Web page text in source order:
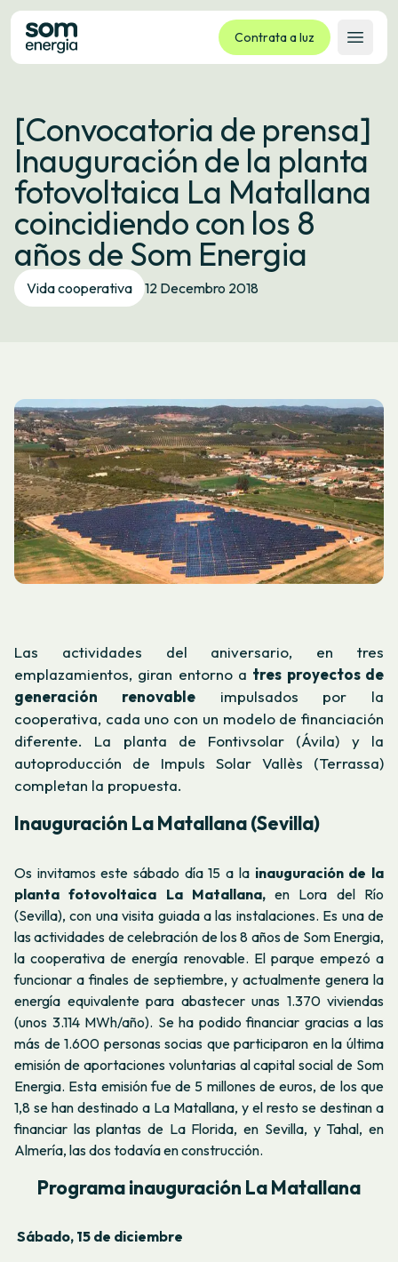
Contrata a luz
Abrir
Tarifas
Servizos
Empresas
La cooperativa
Contacto
Trámites
Oficina virtual
[Convocatoria de prensa]
Inauguración de la planta
fotovoltaica La Matallana
coincidiendo con los 8
años de Som Energia
Vida cooperativa 12 Decembro 2018
Las actividades del aniversario, en tres
emplazamientos, giran entorno a tres proyectos de
generación renovableimpulsados por la
cooperativa, cada uno con un modelo de financiación
diferente. La planta de Fontivsolar (Ávila) y la
autoproducción de Impuls Solar Vallès (Terrassa)
completan la propuesta.
Inauguración La Matallana (Sevilla)
Os invitamos este sábado día 15 a lainauguración de la
planta fotovoltaica La Matallana,en Lora del Río
(Sevilla), con una visita guiada a las instalaciones. Es una de
las actividades de celebración de los 8 años de Som Energia,
la cooperativa de energía renovable. El parque empezó a
funcionar a finales de septiembre, y actualmente genera la
energía equivalente para abastecer unas 1.370 viviendas
(unos 3.114 MWh/año). Se ha podido financiar gracias a las
más de 1.600 personas socias que participaron en la última
emisión de aportaciones voluntarias al capital social de Som
Energia. Esta emisión fue de 5 millones de euros, de los que
1,8 se han destinado a La Matallana, y el resto se destinan a
financiar las plantas de La Florida, en Sevilla, y Tahal, en
Almería, las dos todavía en construcción.
Programa inauguración La Matallana
Sábado, 15 de diciembre